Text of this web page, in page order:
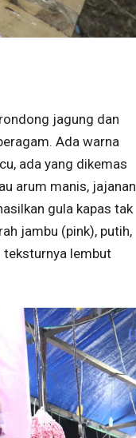
jagung dan
Ada warna
ada yang dikemas
arum manis, jajanan
gula kapas tak
jambu (pink), putih,
teksturnya lembut